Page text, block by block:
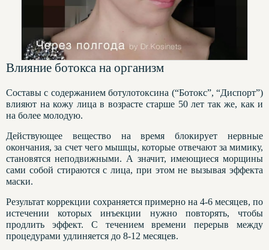
Влияние ботокса на организм
Составы с содержанием ботулотоксина (“Ботокс”, “Диспорт”)
влияют на кожу лица в возрасте старше 50 лет так же, как и
на более молодую.
Действующее вещество на время блокирует нервные
окончания, за счет чего мышцы, которые отвечают за мимику,
становятся неподвижными. А значит, имеющиеся морщины
сами собой стираются с лица, при этом не вызывая эффекта
маски.
Результат коррекции сохраняется примерно на 4-6 месяцев, по
истечении которых инъекции нужно повторять, чтобы
продлить эффект. С течением времени перерыв между
процедурами удлиняется до 8-12 месяцев.